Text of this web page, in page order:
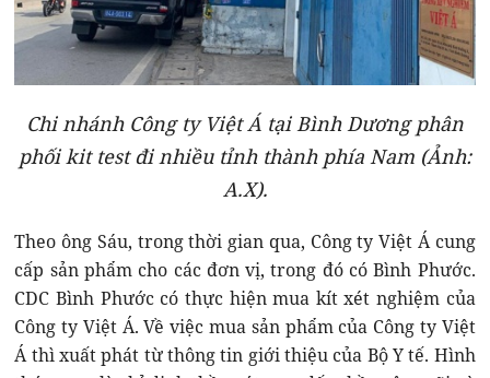
Chi nhánh Công ty Việt Á tại Bình Dương phân
phối kit test đi nhiều tỉnh thành phía Nam (Ảnh:
A.X).
Theo ông Sáu, trong thời gian qua, Công ty Việt Á cung
cấp sản phẩm cho các đơn vị, trong đó có Bình Phước.
CDC Bình Phước có thực hiện mua kít xét nghiệm của
Công ty Việt Á. Về việc mua sản phẩm của Công ty Việt
Á thì xuất phát từ thông tin giới thiệu của Bộ Y tế. Hình